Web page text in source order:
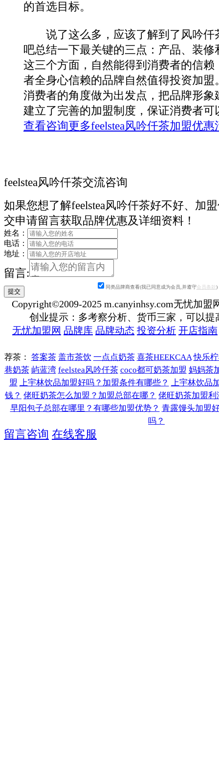
的首选目标。
说了这么多，应该了解到了风吟仟
吧总结一下最关键的三点：产品、装修
这三个方面，自然能得到消费者的信赖
者全身心信赖的品牌自然值得投资加盟
消费者的角度做为出发点，把品牌形象
建立了完善的加盟制度，保证消费者可
查看咨询更多feelstea风吟仟茶加盟优惠
feelstea风吟仟茶交流咨询
如果您想了解feelstea风吟仟茶好不好、加
交申请留言获取品牌优惠及详细资料！
姓名：
电话：
地址：
留言:
同类品牌商查看(我已同意成为会员,并遵守会员条款)
Copyright©2009-2025 m.canyinhsy.com无忧加盟
创业提示：多考察分析、货币三家，可以提
无忧加盟网 品牌库 品牌动态 投资分析 开店指南
荐茶： 答案茶 盖市茶饮 一点点奶茶 喜茶HEEKCAA 快乐
巷奶茶 屿蓝湾 feelstea风吟仟茶 coco都可奶茶加盟 妈妈茶
盟 上宇林饮品加盟好吗？加盟条件有哪些？ 上宇林饮品
钱？ 佬旺奶茶怎么加盟？加盟总部在哪？ 佬旺奶茶加盟
早阳包子总部在哪里？有哪些加盟优势？ 青露馒头加盟
吗？
留言咨询 在线客服